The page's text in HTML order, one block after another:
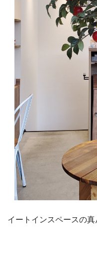
イートインスペースの真